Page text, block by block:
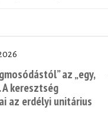
az „egy,
keresztség
az erdélyi unitárius